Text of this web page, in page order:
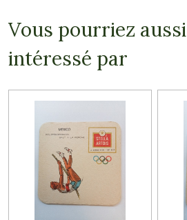
Vous pourriez
intéressé par